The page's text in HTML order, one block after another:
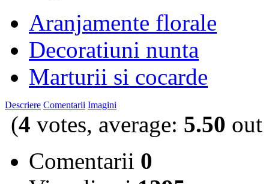
Aranjamente florale
Decoratiuni nunta
Marturii si cocarde
Descriere Comentarii Imagini
(4 votes, average: 5.50 out
Comentarii 0